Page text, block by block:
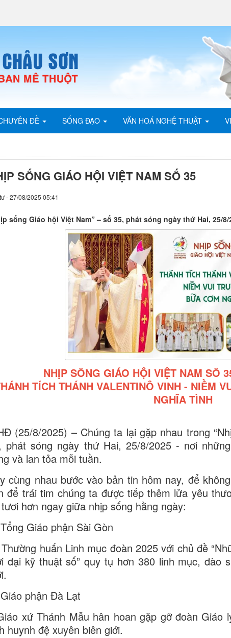
ĐỀ SỐNG ĐẠO VĂN HOÁ NGHỆ THUẬT
SỐNG GIÁO HỘI VIỆT NAM SỐ 35
- 27/08/2025 05:41
sống Giáo hội Việt Nam” – số 35, phát sóng ngày thứ Hai, 25/8/
NHỊP SỐNG GIÁO HỘI VIỆT NAM SỐ
TÍCH THÁNH VALENTINÔ VINH - NIỀM
NGHĨA TÌNH
(25/8/2025) – Chúng ta lại gặp nhau trong
phát sóng ngày thứ Hai, 25/8/2025 - nơi
và lan tỏa mỗi tuần.
cùng nhau bước vào bản tin hôm nay, để
để trái tim chúng ta được tiếp thêm lửa yêu
hơn ngay giữa nhịp sống hằng ngày:
Giáo phận Sài Gòn
huấn Linh mục đoàn 2025 với chủ đề
đại kỹ thuật số” quy tụ hơn 380 linh mục, đào
phận Đà Lạt
xứ Thánh Mẫu hân hoan gặp gỡ đoàn Giáo
huynh đệ xuyên biên giới.